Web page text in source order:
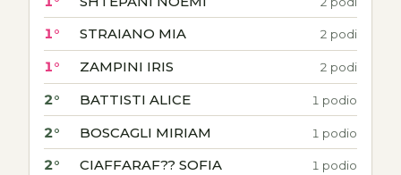
1° STRAIANO MIA 2 podi
1° ZAMPINI IRIS 2 podi
2° BATTISTI ALICE 1 podio
2° BOSCAGLI MIRIAM 1 podio
2° CIAFFARAF?? SOFIA 1 podio